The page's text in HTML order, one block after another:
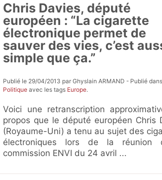
Chris Davies, député
européen : “La cigarette
électronique permet de
sauver des vies, c’est
simple que ça.”
Publié le 29/04/2013 par Ghyslain ARMAND - Publié dans
Politique avec les tags Europe.
Voici une retranscription
propos que le député européen Chris
(Royaume-Uni) a tenu au sujet des
électroniques lors de la réunion
commission ENVI du 24 avril ...